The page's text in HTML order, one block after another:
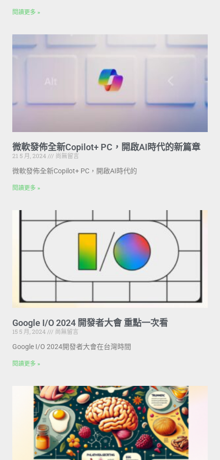
閱讀更多 »
微軟發佈全新Copilot+ PC，開啟AI時代的新篇章
21 5 月, 2024
尚無留言
微軟發佈全新Copilot+ PC，開啟AI時代的
閱讀更多 »
Google I/O 2024 開發者大會 重點一次看
15 5 月, 2024
尚無留言
Google I/O 2024開發者大會在台灣時間
閱讀更多 »